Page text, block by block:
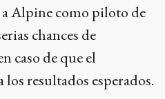
Alpine como piloto de
chances de
caso de que el
resultados esperados.